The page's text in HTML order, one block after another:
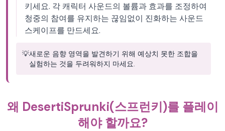
키세요. 각 캐릭터 사운드의 볼륨과 효과를 조정하여
청중의 참여를 유지하는 끊임없이 진화하는 사운드
스케이프를 만드세요.
💡새로운 음향 영역을 발견하기 위해 예상치 못한 조합을
실험하는 것을 두려워하지 마세요.
왜 DesertiSprunki(스프런키)를 플레이
해야 할까요?